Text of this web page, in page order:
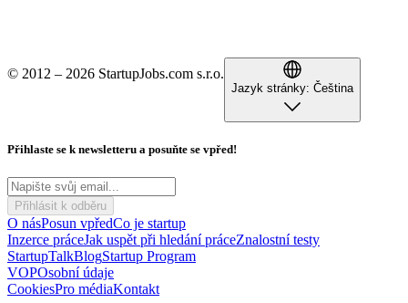
© 2012 – 2026 StartupJobs.com s.r.o.
Jazyk stránky: Čeština
Přihlaste se k newsletteru a posuňte se vpřed!
Přihlásit k odběru
O násPosun vpředCo je startup
Inzerce práceJak uspět při hledání práceZnalostní testy
StartupTalkBlogStartup Program
VOPOsobní údaje
CookiesPro médiaKontakt